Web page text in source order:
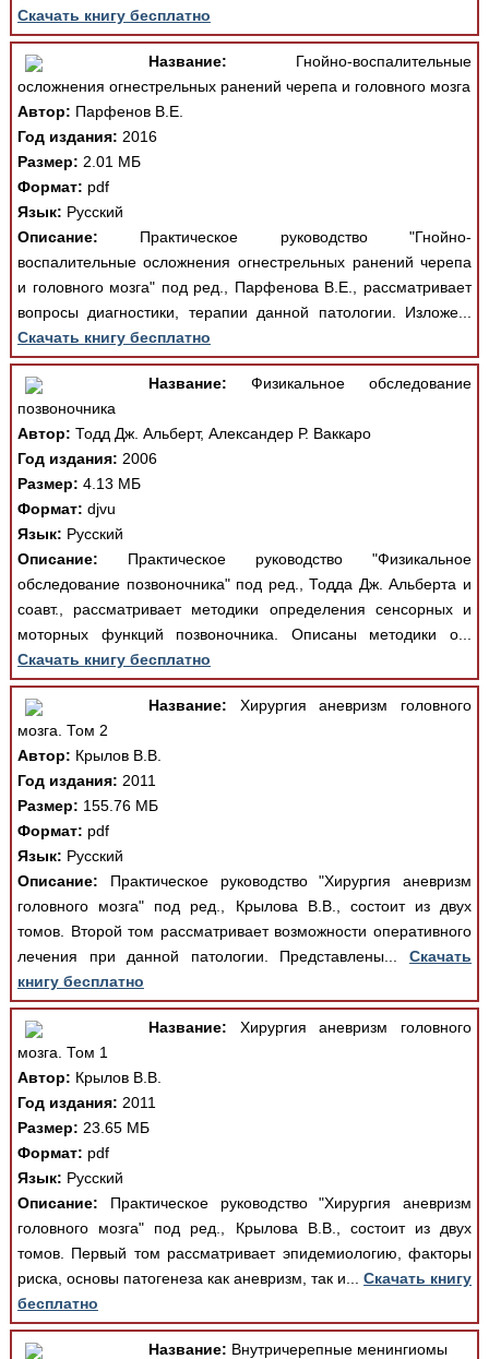
Скачать книгу бесплатно
Название: Гнойно-воспалительные
осложнения огнестрельных ранений черепа и головного мозга
Автор: Парфенов В.Е.
Год издания: 2016
Размер: 2.01 МБ
Формат: pdf
Язык: Русский
Описание: Практическое руководство "Гнойно-
воспалительные осложнения огнестрельных ранений черепа
и головного мозга" под ред., Парфенова В.Е., рассматривает
вопросы диагностики, терапии данной патологии. Изложе...
Скачать книгу бесплатно
Название: Физикальное обследование
позвоночника
Автор: Тодд Дж. Альберт, Александер Р. Ваккаро
Год издания: 2006
Размер: 4.13 МБ
Формат: djvu
Язык: Русский
Описание: Практическое руководство "Физикальное
обследование позвоночника" под ред., Тодда Дж. Альберта и
соавт., рассматривает методики определения сенсорных и
моторных функций позвоночника. Описаны методики о...
Скачать книгу бесплатно
Название: Хирургия аневризм головного
мозга. Том 2
Автор: Крылов В.В.
Год издания: 2011
Размер: 155.76 МБ
Формат: pdf
Язык: Русский
Описание: Практическое руководство "Хирургия аневризм
головного мозга" под ред., Крылова В.В., состоит из двух
томов. Второй том рассматривает возможности оперативного
лечения при данной патологии. Представлены...Скачать
книгу бесплатно
Название: Хирургия аневризм головного
мозга. Том 1
Автор: Крылов В.В.
Год издания: 2011
Размер: 23.65 МБ
Формат: pdf
Язык: Русский
Описание: Практическое руководство "Хирургия аневризм
головного мозга" под ред., Крылова В.В., состоит из двух
томов. Первый том рассматривает эпидемиологию, факторы
риска, основы патогенеза как аневризм, так и...Скачать книгу
бесплатно
Название: Внутричерепные менингиомы